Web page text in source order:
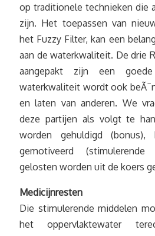
op traditionele technieken die
zijn. Het toepassen van
het Fuzzy Filter, kan een
aan de waterkwaliteit. De drie
aangepakt zijn een
waterkwaliteit wordt ook
en laten van anderen. We
deze partijen als volgt te
worden gehuldigd
gemotiveerd
gelosten worden uit de koers
Medicijnresten
Die stimulerende middelen
het oppervlaktewater